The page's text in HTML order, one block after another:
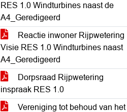
RES 1.0 Windturbines naast de
A4_Geredigeerd
Reactie inwoner Rijpwetering
Visie RES 1.0 Windturbines naast
A4_Geredigeerd
Dorpsraad Rijpwetering
inspraak RES 1.0
Vereniging tot behoud van het